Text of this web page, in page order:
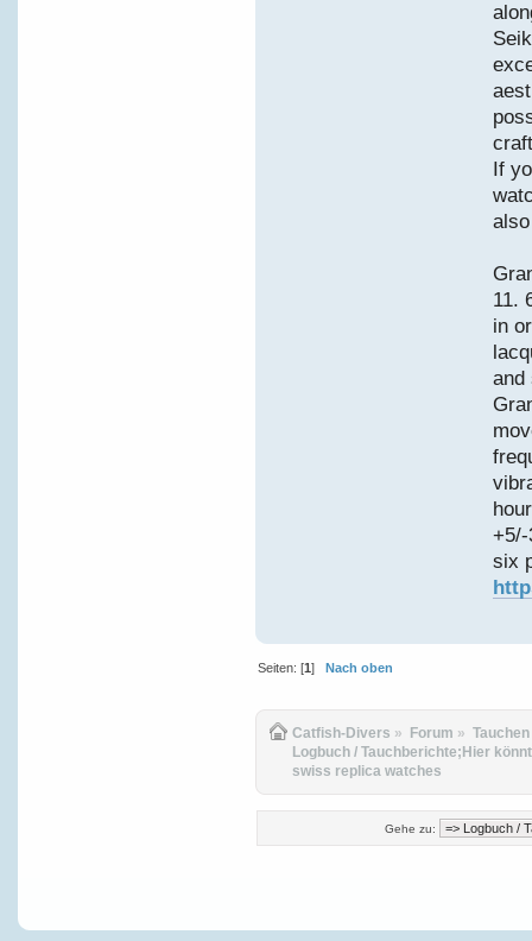
If
11.
in
and
six
Seiten: [1] Nach oben
Catfish-Divers » Forum » Tauchen
Logbuch / Tauchberichte;Hier
swiss replica watches
Gehe zu: